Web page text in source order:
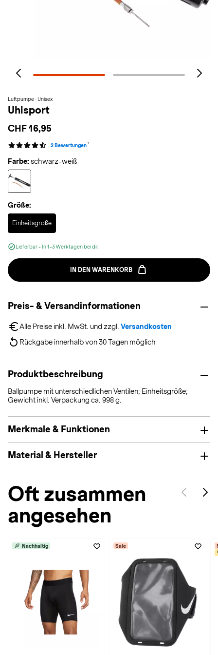
Luftpumpe · Unisex
Uhlsport
CHF 16,95
2 Bewertungen 1
Farbe: schwarz-weiß
Größe:
Einheitsgröße
Selected
Lieferbar - In 1-3 Werktagen bei dir.
IN DEN WARENKORB
Preis- & Versandinformationen
Alle Preise inkl. MwSt. und zzgl. Versandkosten
Rückgabe innerhalb von 30 Tagen möglich
Produktbeschreibung
Ballpumpe mit unterschiedlichen Ventilen; Einheitsgröße;
Gewicht inkl. Verpackung ca. 998 g.
Merkmale & Funktionen
Material & Hersteller
Oft zusammen
angesehen
Nachhaltig Sale